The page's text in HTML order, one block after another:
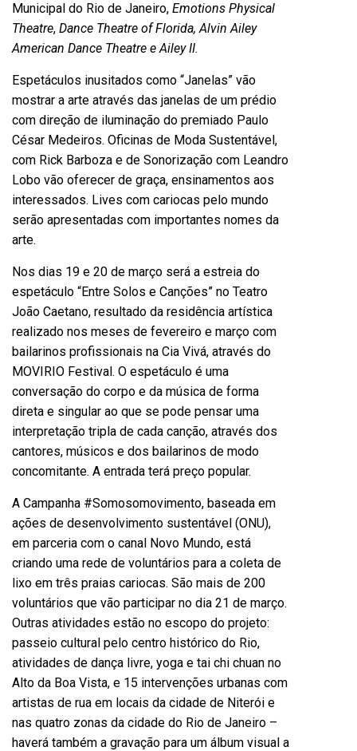
Municipal do Rio de Janeiro, Emotions Physical
Theatre, Dance Theatre of Florida, Alvin Ailey
American Dance Theatre e Ailey II.
Espetáculos inusitados como “Janelas” vão
mostrar a arte através das janelas de um prédio
com direção de iluminação do premiado Paulo
César Medeiros. Oficinas de Moda Sustentável,
com Rick Barboza e de Sonorização com Leandro
Lobo vão oferecer de graça, ensinamentos aos
interessados. Lives com cariocas pelo mundo
serão apresentadas com importantes nomes da
arte.
Nos dias 19 e 20 de março será a estreia do
espetáculo “Entre Solos e Canções” no Teatro
João Caetano, resultado da residência artística
realizado nos meses de fevereiro e março com
bailarinos profissionais na Cia Vivá, através do
MOVIRIO Festival. O espetáculo é uma
conversação do corpo e da música de forma
direta e singular ao que se pode pensar uma
interpretação tripla de cada canção, através dos
cantores, músicos e dos bailarinos de modo
concomitante. A entrada terá preço popular.
A Campanha #Somosomovimento, baseada em
ações de desenvolvimento sustentável (ONU),
em parceria com o canal Novo Mundo, está
criando uma rede de voluntários para a coleta de
lixo em três praias cariocas. São mais de 200
voluntários que vão participar no dia 21 de março.
Outras atividades estão no escopo do projeto:
passeio cultural pelo centro histórico do Rio,
atividades de dança livre, yoga e tai chi chuan no
Alto da Boa Vista, e 15 intervenções urbanas com
artistas de rua em locais da cidade de Niterói e
nas quatro zonas da cidade do Rio de Janeiro –
haverá também a gravação para um álbum visual a